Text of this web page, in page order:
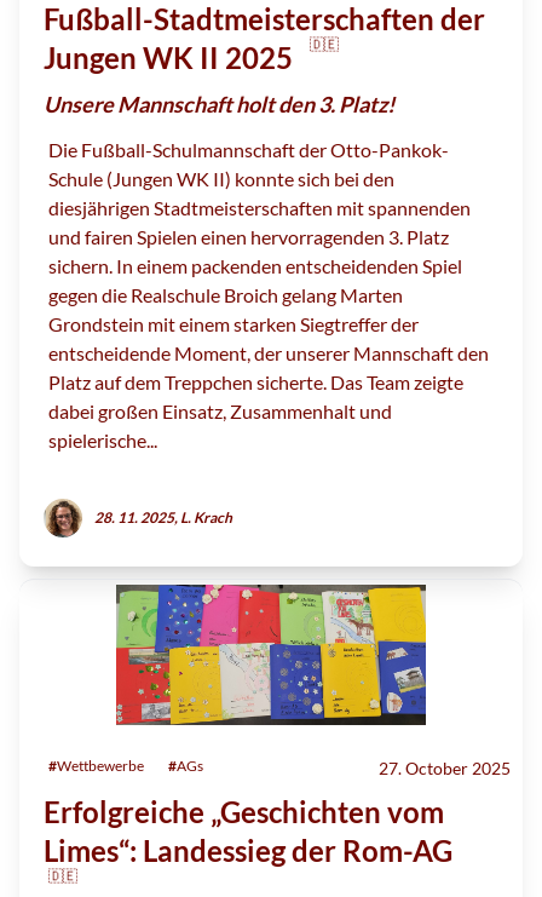
Fußball-Stadtmeisterschaften der
Jungen WK II 2025
🇩🇪
Unsere Mannschaft holt den 3. Platz!
Die Fußball-Schulmannschaft der Otto-Pankok-
Schule (Jungen WK II) konnte sich bei den
diesjährigen Stadtmeisterschaften mit spannenden
und fairen Spielen einen hervorragenden 3. Platz
sichern. In einem packenden entscheidenden Spiel
gegen die Realschule Broich gelang Marten
Grondstein mit einem starken Siegtreffer der
entscheidende Moment, der unserer Mannschaft den
Platz auf dem Treppchen sicherte. Das Team zeigte
dabei großen Einsatz, Zusammenhalt und
spielerische...
28. 11. 2025, L. Krach
#Wettbewerbe #AGs 27. October 2025
Erfolgreiche „Geschichten vom
Limes“: Landessieg der Rom-AG
🇩🇪